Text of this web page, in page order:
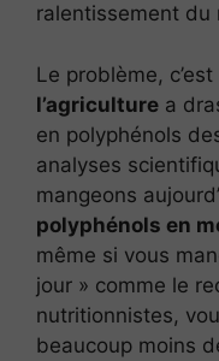
ralentissement du
Le problème, c’est
l’agriculture a
en polyphénols
analyses
mangeons
polyphénols en
même si vous
jour » comme le
nutritionnistes,
beaucoup moins